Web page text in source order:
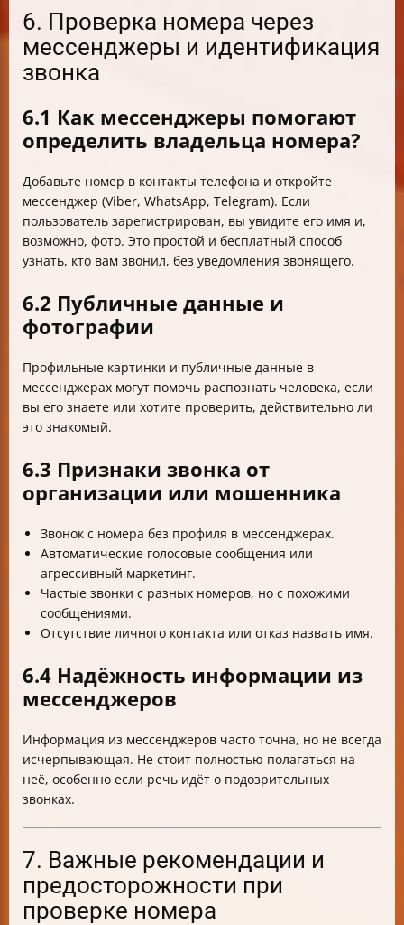
6. Проверка номера через
мессенджеры и идентификация
звонка
6.1 Как мессенджеры помогают
определить владельца номера?
Добавьте номер в контакты телефона и откройте
мессенджер (Viber, WhatsApp, Telegram). Если
пользователь зарегистрирован, вы увидите его имя и,
возможно, фото. Это простой и бесплатный способ
узнать, кто вам звонил, без уведомления звонящего.
6.2 Публичные данные и
фотографии
Профильные картинки и публичные данные в
мессенджерах могут помочь распознать человека, если
вы его знаете или хотите проверить, действительно ли
это знакомый.
6.3 Признаки звонка от
организации или мошенника
Звонок с номера без профиля в мессенджерах.
Автоматические голосовые сообщения или
агрессивный маркетинг.
Частые звонки с разных номеров, но с похожими
сообщениями.
Отсутствие личного контакта или отказ назвать имя.
6.4 Надёжность информации из
мессенджеров
Информация из мессенджеров часто точна, но не всегда
исчерпывающая. Не стоит полностью полагаться на
неё, особенно если речь идёт о подозрительных
звонках.
7. Важные рекомендации и
предосторожности при
проверке номера